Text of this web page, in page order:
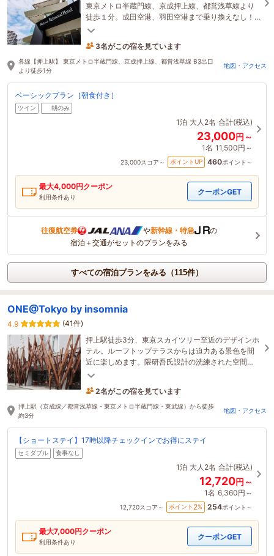
東京メトロ半蔵門線、京成押上線、都営浅草線より
徒歩１分。成田空港、羽田空港まで乗り換えなし！
東京ディズニーリゾート(R)もスカイツリーシャトル
46分前に予約されました
各線【押上駅】 東京メトロ半蔵門線、京成押上線、都営浅草線 B3出口
より徒歩1分
地図・アクセス
ベーシックプラン［朝食付き］
ツイン 朝のみ
1泊 大人2名 合計(税込)
23,000円～
1名 11,500円～
23,000スコア～ ポイントUP 460ポイント～
最大4,000円クーポン
利用条件あり
クーポンGET
往復航空券 や新幹線・特急
の
宿泊＋交通がセットのプランをみる
すべての宿泊プランをみる（115件）
ONE@Tokyo by insomnia
4.9
(41件)
押上駅徒歩3分、東京スカイツリー至近のデザインホ
テル。ルーフトップテラスからは迫力ある景色を間
近に楽しめます。隈研吾氏設計の洗練された空間
と、24時間利用できるラウンジで快適な東京滞在
3時間前に予約されました
押上駅（京成線／都営浅草線・東京メトロ半蔵門線・東武線）から徒歩
約3分
地図・アクセス
【ショートステイ】17時以降チェックインでお得にステイ
セミダブル 食事なし
1泊 大人2名 合計(税込)
12,720円～
1名 6,360円～
12,720スコア～ ポイント 2% 254ポイント～
最大7,000円クーポン
利用条件あり
クーポンGET